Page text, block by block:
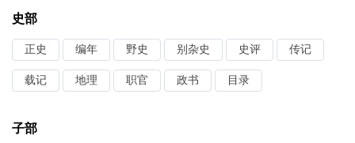
史部
正史 编年 野史 别杂史 史评 传记
载记 地理 职官 政书 目录
子部